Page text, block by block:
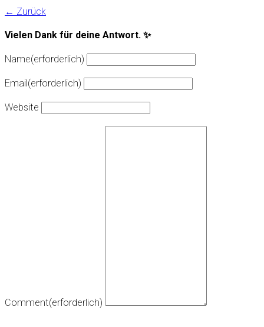
← Zurück
Vielen Dank für deine Antwort. ✨
Name(erforderlich)
Email(erforderlich)
Website
Comment(erforderlich)